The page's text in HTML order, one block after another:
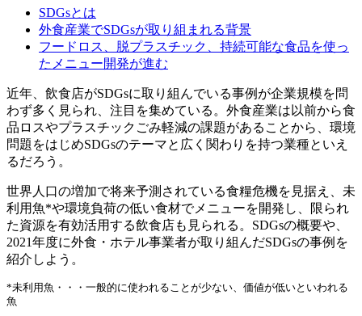
SDGsとは
外食産業でSDGsが取り組まれる背景
フードロス、脱プラスチック、持続可能な食品を使っ
たメニュー開発が進む
近年、飲食店がSDGsに取り組んでいる事例が企業規模を問
わず多く見られ、注目を集めている。外食産業は以前から食
品ロスやプラスチックごみ軽減の課題があることから、環境
問題をはじめSDGsのテーマと広く関わりを持つ業種といえ
るだろう。
世界人口の増加で将来予測されている食糧危機を見据え、未
利用魚*や環境負荷の低い食材でメニューを開発し、限られ
た資源を有効活用する飲食店も見られる。SDGsの概要や、
2021年度に外食・ホテル事業者が取り組んだSDGsの事例を
紹介しよう。
*未利用魚・・・一般的に使われることが少ない、価値が低いといわれる
魚